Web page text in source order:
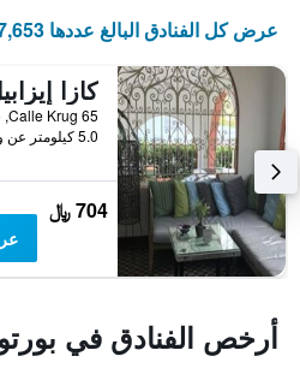
الإقامة
يتضمن
المخطط
التالي
محور
Y
الذي
يعرض
متوسط
سعر
غرفة
عرض كل الفنادق البالغ عددها 7,653
5.0 كيلومتر عن وسط المدينة
704 ﷼
أرخص الفنادق في